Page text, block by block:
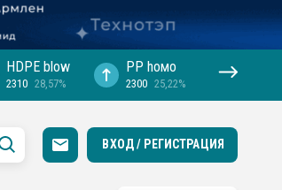
HDPE blow
2310 28,57%
PP hомо
2300 25,22%
ВХОД / РЕГИСТРАЦИЯ